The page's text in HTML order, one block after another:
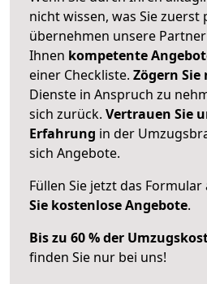
nicht wissen, was Sie zuerst
übernehmen unsere
Ihnen kompetente
einer Checkliste. Zögern
Dienste in Anspruch zu
sich zurück. Vertrauen Sie
Erfahrung in der
sich Angebote.
Füllen Sie jetzt das Formular
Sie kostenlose Angebote.
Bis zu 60 % der
finden Sie nur bei uns!